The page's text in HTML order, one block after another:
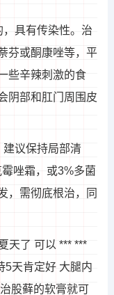
具有传染性。治
芬或酮康唑等，平
些辛辣刺激的食
阴部和肛门周围皮
议保持局部清
唑霜，或3%多菌
，需彻底根治，同
天了 可以 *** ***
5天肯定好 大腿内
股藓的软膏就可